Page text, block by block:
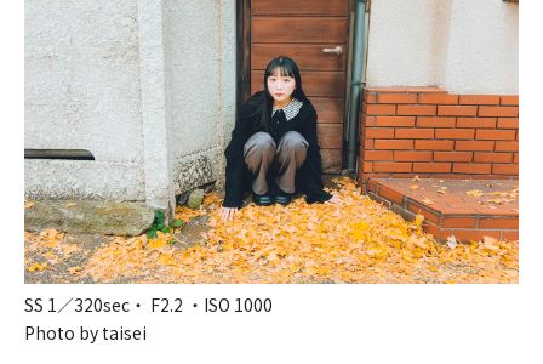
SS 1／320sec・ F2.2 ・ISO 1000
Photo by taisei